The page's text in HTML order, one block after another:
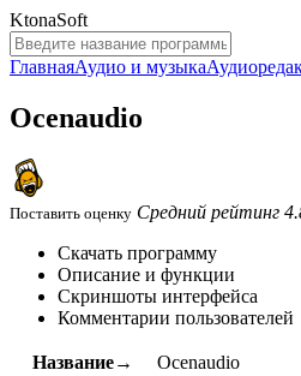
KtonaSoft
ГлавнаяАудио и музыка
Ocenaudio
Поставить оценку Средний рейтинг
Скачать программу
Описание и функции
Скриншоты интерфейса
Комментарии пользователей
Название→
Ocenaudio